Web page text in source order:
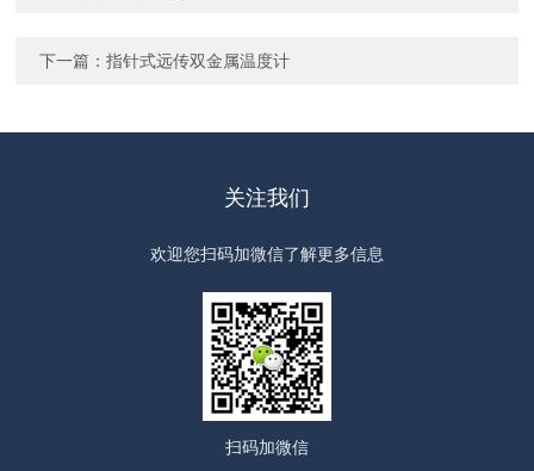
下一篇：指针式远传双金属温度计
关注我们
欢迎您扫码加微信了解更多信息
扫码加微信